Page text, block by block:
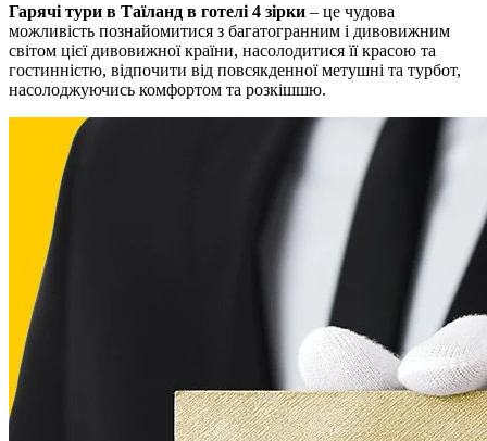
Гарячі тури в Таїланд в готелі 4 зірки – це чудова
можливість познайомитися з багатогранним і дивовижним
світом цієї дивовижної країни, насолодитися її красою та
гостинністю, відпочити від повсякденної метушні та турбот,
насолоджуючись комфортом та розкішшю.